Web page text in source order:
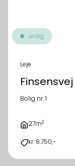
Ledig
Leje
Finsensvej
Bolig nr. 1
27m2
kr. 8.750,-